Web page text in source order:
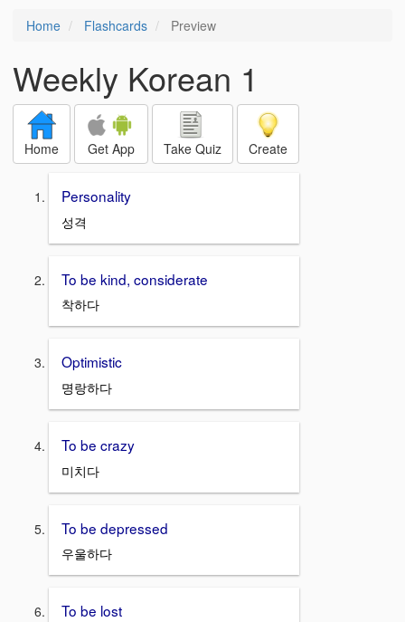
Home Flashcards Preview
Weekly Korean 1
Home Get App Take Quiz Create
Personality
성격
To be kind, considerate
착하다
Optimistic
명랑하다
To be crazy
미치다
To be depressed
우울하다
To be lost